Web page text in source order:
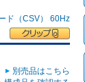
ド（CSV） 60Hz
別売品はこちら